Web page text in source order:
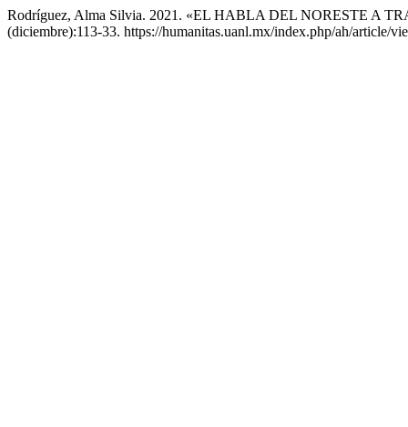
Rodríguez, Alma Silvia. 2021. «EL HABLA DEL NORESTE A
(diciembre):113-33. https://humanitas.uanl.mx/index.php/ah/article/